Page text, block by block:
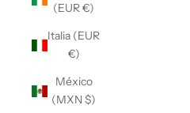
(EUR €)
Italia (EUR
€)
México
(MXN $)